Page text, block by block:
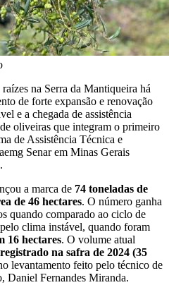
na Serra da Mantiqueira há
de forte expansão e renovação
e a chegada de assistência
oliveiras que integram o primeiro
de Assistência Técnica e
Senar em Minas Gerais
a marca de 74 toneladas de
de 46 hectares. O número ganha
quando comparado ao ciclo de
clima instável, quando foram
16 hectares. O volume atual
na safra de 2024 (35
levantamento feito pelo técnico de
Daniel Fernandes Miranda.